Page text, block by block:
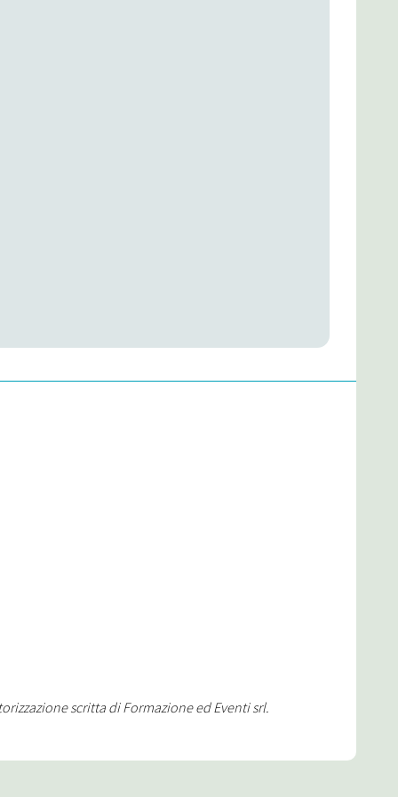
scritta di Formazione ed Eventi srl.